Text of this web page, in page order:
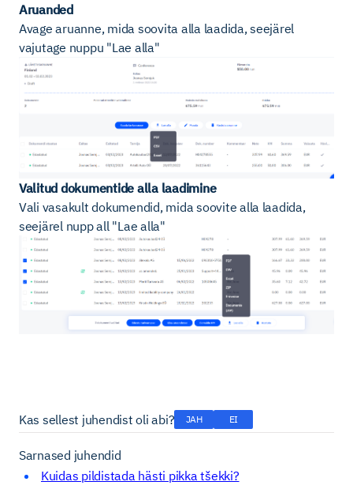
Aruanded
Avage aruanne, mida soovita alla laadida, seejärel
vajutage nuppu "Lae alla"
Valitud dokumentide alla laadimine
Vali vasakult dokumendid, mida soovite alla laadida,
seejärel nupp all "Lae alla"
Kas sellest juhendist oli abi? JAH EI
Sarnased juhendid
Kuidas pildistada hästi pikka tšekki?